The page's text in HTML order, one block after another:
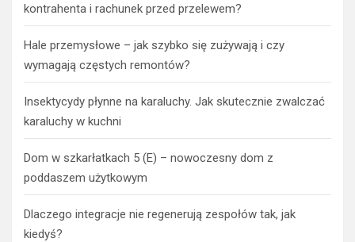
kontrahenta i rachunek przed przelewem?
Hale przemysłowe – jak szybko się zużywają i czy
wymagają częstych remontów?
Insektycydy płynne na karaluchy. Jak skutecznie zwalczać
karaluchy w kuchni
Dom w szkarłatkach 5 (E) – nowoczesny dom z
poddaszem użytkowym
Dlaczego integracje nie regenerują zespołów tak, jak
kiedyś?